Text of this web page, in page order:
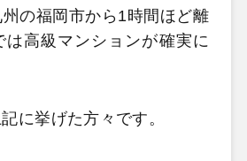
の福岡市から1時間ほど離
は高級マンションが確実に
に挙げた方々です。